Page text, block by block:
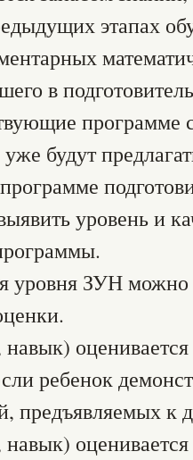
этапах
в
будут
уровень и
уровня ЗУН
ребенок
предъявляемых к